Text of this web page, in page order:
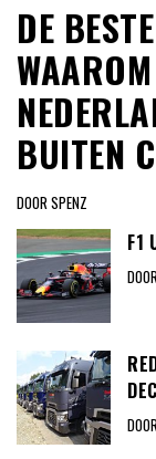
DE
BUITEN
DOOR SPENZ
F1